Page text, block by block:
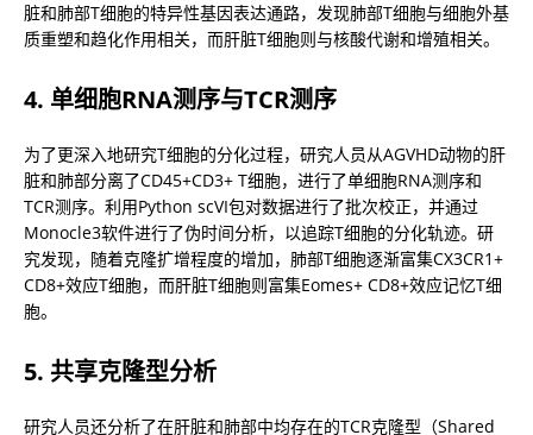
脏和肺部T细胞的特异性基因表达通路，发现肺部T细胞与细胞外基
质重塑和趋化作用相关，而肝脏T细胞则与核酸代谢和增殖相关。
4. 单细胞RNA测序与TCR测序
为了更深入地研究T细胞的分化过程，研究人员从AGVHD动物的肝
脏和肺部分离了CD45+CD3+ T细胞，进行了单细胞RNA测序和
TCR测序。利用Python scVI包对数据进行了批次校正，并通过
Monocle3软件进行了伪时间分析，以追踪T细胞的分化轨迹。研
究发现，随着克隆扩增程度的增加，肺部T细胞逐渐富集CX3CR1+
CD8+效应T细胞，而肝脏T细胞则富集Eomes+ CD8+效应记忆T细
胞。
5. 共享克隆型分析
研究人员还分析了在肝脏和肺部中均存在的TCR克隆型（Shared